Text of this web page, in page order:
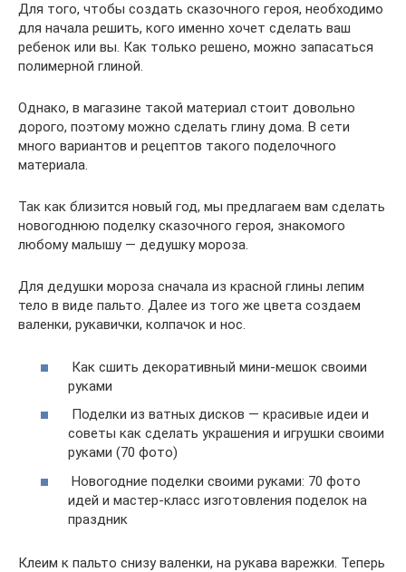
Для того, чтобы создать сказочного героя, необходимо
для начала решить, кого именно хочет сделать ваш
ребенок или вы. Как только решено, можно запасаться
полимерной глиной.
Однако, в магазине такой материал стоит довольно
дорого, поэтому можно сделать глину дома. В сети
много вариантов и рецептов такого поделочного
материала.
Так как близится новый год, мы предлагаем вам сделать
новогоднюю поделку сказочного героя, знакомого
любому малышу — дедушку мороза.
Для дедушки мороза сначала из красной глины лепим
тело в виде пальто. Далее из того же цвета создаем
валенки, рукавички, колпачок и нос.
Как сшить декоративный мини-мешок своими
руками
Поделки из ватных дисков — красивые идеи и
советы как сделать украшения и игрушки своими
руками (70 фото)
Новогодние поделки своими руками: 70 фото
идей и мастер-класс изготовления поделок на
праздник
Клеим к пальто снизу валенки, на рукава варежки. Теперь